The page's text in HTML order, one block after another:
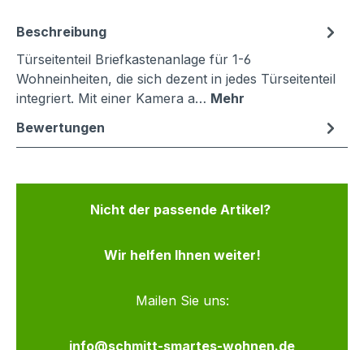
Beschreibung
Türseitenteil Briefkastenanlage für 1-6
Wohneinheiten, die sich dezent in jedes Türseitenteil
integriert. Mit einer Kamera a… Mehr
Bewertungen
Nicht der passende Artikel?
Wir helfen Ihnen weiter!
Mailen Sie uns:
info@schmitt-smartes-wohnen.de